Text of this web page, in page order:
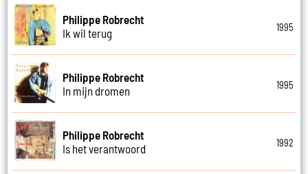
Philippe Robrecht
Ik wil terug
1995
Philippe Robrecht
In mijn dromen
1995
Philippe Robrecht
Is het verantwoord
1992